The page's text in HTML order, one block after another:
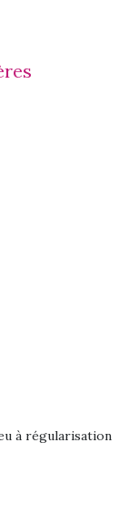
à régularisation